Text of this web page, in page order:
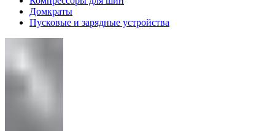
Домкраты
Пусковые и зарядные устройства